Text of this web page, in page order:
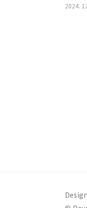
하고먼
다 제
2024.